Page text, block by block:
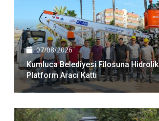
07/08/2026
Kumluca Belediyesi Filosuna Hidrolik
Platform Aracı Kattı